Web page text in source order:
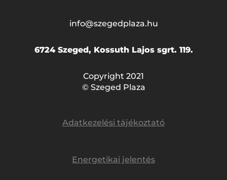
info@szegedplaza.hu
6724 Szeged, Kossuth Lajos sgrt. 119.
Copyright 2021
© Szeged Plaza
Adatkezelési tájékoztató
Energetikai jelentés